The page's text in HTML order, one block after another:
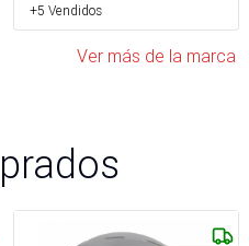
+5 Vendidos
Ver más de la marca